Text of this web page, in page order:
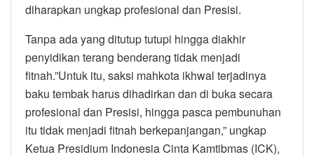
diharapkan ungkap profesional dan Presisi.
Tanpa ada yang ditutup tutupi hingga diakhir
penyidikan terang benderang tidak menjadi
fitnah.”Untuk itu, saksi mahkota ikhwal terjadinya
baku tembak harus dihadirkan dan di buka secara
profesional dan Presisi, hingga pasca pembunuhan
itu tidak menjadi fitnah berkepanjangan,” ungkap
Ketua Presidium Indonesia Cinta Kamtibmas (ICK),